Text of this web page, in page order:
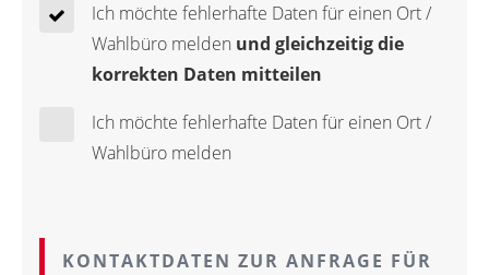
Ich möchte fehlerhafte Daten für einen Ort /
Wahlbüro melden und gleichzeitig die
korrekten Daten mitteilen
Ich möchte fehlerhafte Daten für einen Ort /
Wahlbüro melden
KONTAKTDATEN ZUR ANFRAGE FÜR